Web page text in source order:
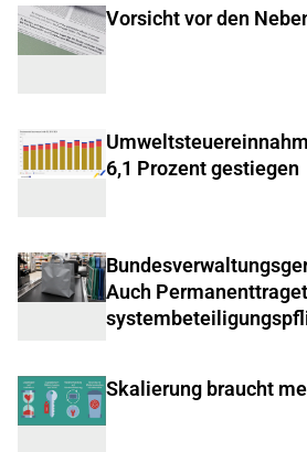
Vorsicht vor den
6,1 Prozent gestiegen
Auch
Skalierung braucht